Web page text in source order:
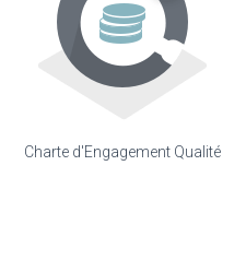
Charte d'Engagement Qualité